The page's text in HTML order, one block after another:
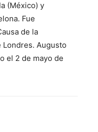
(México) y
Fue
de la
Londres. Augusto
el 2 de mayo de